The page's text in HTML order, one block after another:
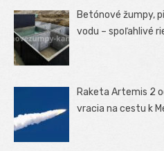
Betónové žumpy,
vodu – spoľahlivé
Raketa Artemis 2
vracia na cestu k